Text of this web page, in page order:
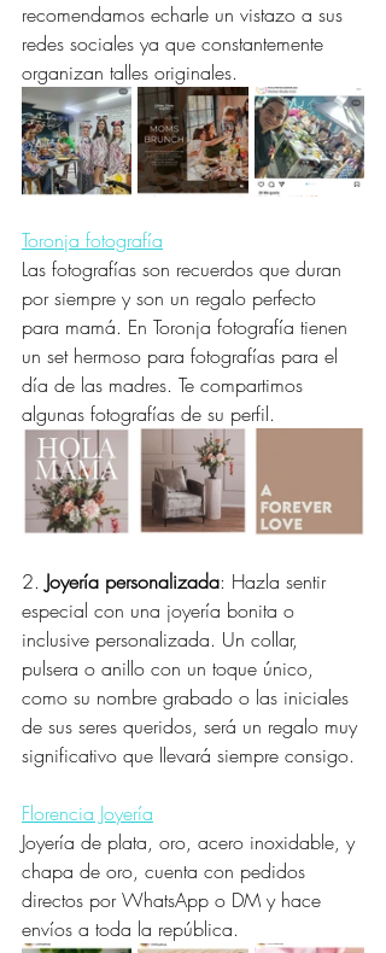
recomendamos echarle un vistazo a sus
redes sociales ya que constantemente
organizan talles originales.
Toronja fotografía
Las fotografías son recuerdos que duran
por siempre y son un regalo perfecto
para mamá. En Toronja fotografía tienen
un set hermoso para fotografías para el
día de las madres. Te compartimos
algunas fotografías de su perfil.
2. Joyería personalizada: Hazla sentir
especial con una joyería bonita o
inclusive personalizada. Un collar,
pulsera o anillo con un toque único,
como su nombre grabado o las iniciales
de sus seres queridos, será un regalo muy
significativo que llevará siempre consigo.
Florencia Joyería
Joyería de plata, oro, acero inoxidable, y
chapa de oro, cuenta con pedidos
directos por WhatsApp o DM y hace
envíos a toda la república.